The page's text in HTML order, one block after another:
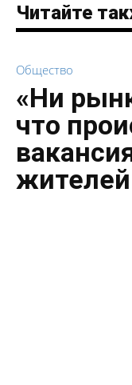
Читайте
Общество
«Ни
что
жителей